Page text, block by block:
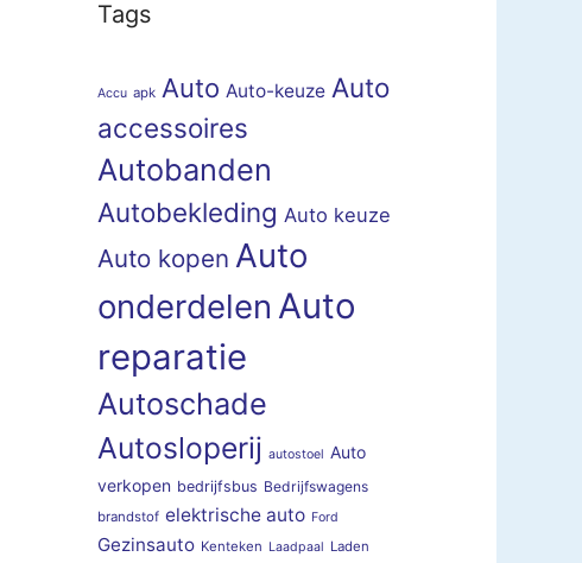
Tags
Accu apk Auto Auto-keuze Auto
accessoires
Autobanden
Autobekleding Auto keuze
Auto kopen Auto
onderdelen Auto
reparatie
Autoschade
Autosloperij autostoel Auto
verkopen bedrijfsbus Bedrijfswagens
brandstof elektrische auto Ford
Gezinsauto Kenteken Laadpaal Laden